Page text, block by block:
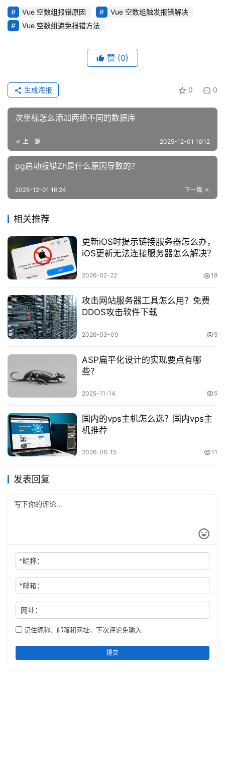
态 Vue 空数组报错原因
Vue 空数组触发报错解决
Vue 空数组避免报错方法
赞 (0)
0 0
生成海报
次坐标怎么添加两组不同的数据库
上一篇 2025-12-01 16:12
pg启动报错Zh是什么原因导致的？
下一篇
2025-12-01 16:24
相关推荐
更新iOS时提示链接服务器怎么办，
iOS更新无法连接服务器怎么解决？
2026-02-22 18
攻击网站服务器工具怎么用？免费
DDOS攻击软件下载
2026-03-09 5
ASP扁平化设计的实现要点有哪
些？
2025-11-14 5
国内的vps主机怎么选？国内vps主
机推荐
2026-06-15 11
发表回复
*昵称：
*邮箱：
网址：
记住昵称、邮箱和网址，下次评论免输入
提交